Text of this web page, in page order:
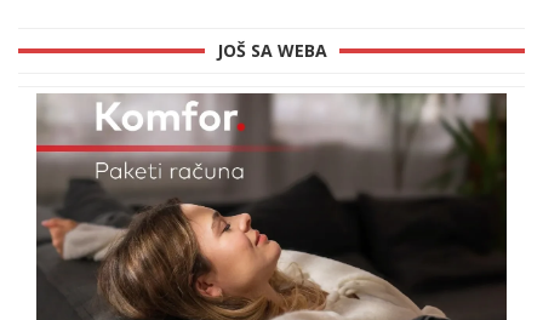
JOŠ SA WEBA